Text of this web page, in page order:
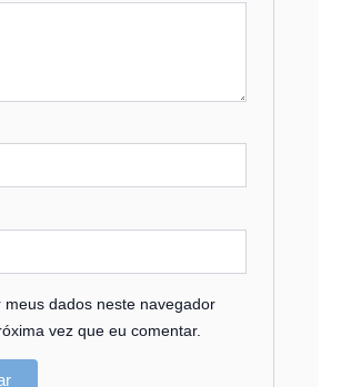
meus dados neste navegador
vez que eu comentar.